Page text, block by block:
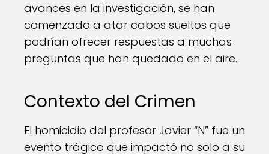
avances en la investigación, se han
comenzado a atar cabos sueltos que
podrían ofrecer respuestas a muchas
preguntas que han quedado en el aire.
Contexto del Crimen
El homicidio del profesor Javier “N” fue un
evento trágico que impactó no solo a su